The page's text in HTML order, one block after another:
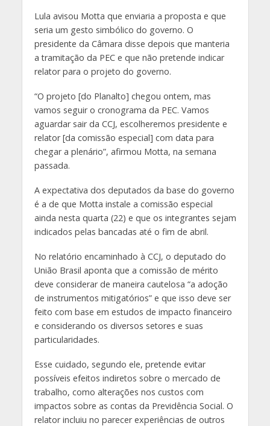
Lula avisou Motta que enviaria a proposta e que
seria um gesto simbólico do governo. O
presidente da Câmara disse depois que manteria
a tramitação da PEC e que não pretende indicar
relator para o projeto do governo.
“O projeto [do Planalto] chegou ontem, mas
vamos seguir o cronograma da PEC. Vamos
aguardar sair da CCJ, escolheremos presidente e
relator [da comissão especial] com data para
chegar a plenário”, afirmou Motta, na semana
passada.
A expectativa dos deputados da base do governo
é a de que Motta instale a comissão especial
ainda nesta quarta (22) e que os integrantes sejam
indicados pelas bancadas até o fim de abril.
No relatório encaminhado à CCJ, o deputado do
União Brasil aponta que a comissão de mérito
deve considerar de maneira cautelosa “a adoção
de instrumentos mitigatórios” e que isso deve ser
feito com base em estudos de impacto financeiro
e considerando os diversos setores e suas
particularidades.
Esse cuidado, segundo ele, pretende evitar
possíveis efeitos indiretos sobre o mercado de
trabalho, como alterações nos custos com
impactos sobre as contas da Previdência Social. O
relator incluiu no parecer experiências de outros